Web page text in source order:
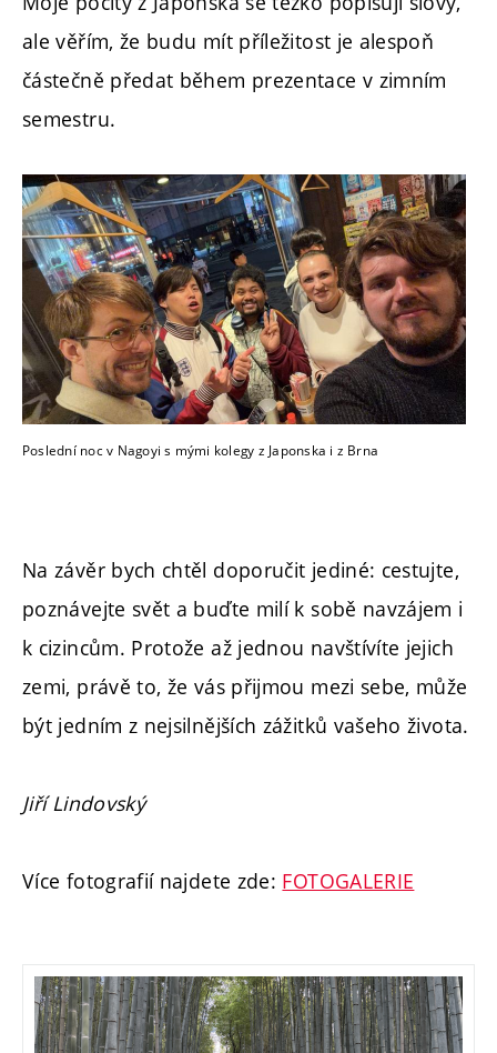
ale věřím, že budu mít příležitost je alespoň
částečně předat během prezentace v zimním
semestru.
Poslední noc v Nagoyi s mými kolegy z Japonska i z Brna
Na závěr bych chtěl doporučit jediné: cestujte,
poznávejte svět a buďte milí k sobě navzájem i
k cizincům. Protože až jednou navštívíte jejich
zemi, právě to, že vás přijmou mezi sebe, může
být jedním z nejsilnějších zážitků vašeho života.
Jiří Lindovský
Více fotografií najdete zde: FOTOGALERIE